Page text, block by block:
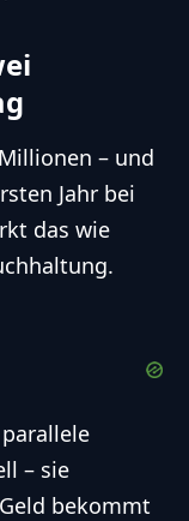
– und
Jahr bei
das wie
– sie
bekommt